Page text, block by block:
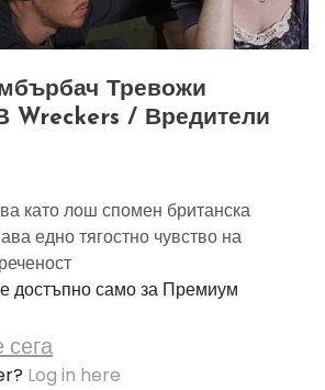
Тревожи
Wreckers / Вредители
като лош спомен британска
едно тягостно чувство на
достъпно само за Премиум
Log in here